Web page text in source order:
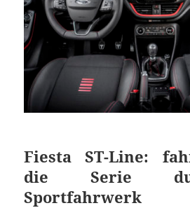
Fiesta ST-Line:
die Serie
Sportfahrwerk